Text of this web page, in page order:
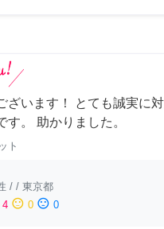
ざいます！ とても誠実に
す。 助かりました。
ト
/ / 東京都
4 sentiment_neutral 0 sentiment_dissatisfied 0